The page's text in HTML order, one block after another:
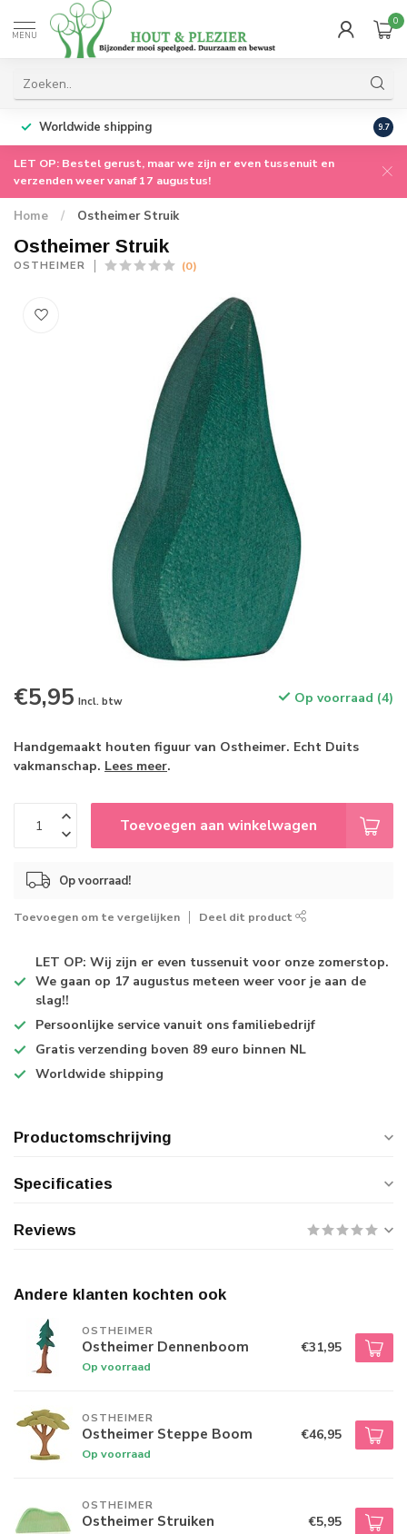
MENU
0
Worldwide shipping 9.7
LET OP: Bestel gerust, maar we zijn er even tussenuit en
verzenden weer vanaf 17 augustus!
Home / Ostheimer Struik
Ostheimer Struik
OSTHEIMER (0)
€5,95 Incl. btw Op voorraad (4)
Handgemaakt houten figuur van Ostheimer. Echt Duits
vakmanschap. Lees meer.
Toevoegen aan winkelwagen
Op voorraad!
Toevoegen om te vergelijken Deel dit product
LET OP: Wij zijn er even tussenuit voor onze zomerstop.
We gaan op 17 augustus meteen weer voor je aan de
slag!!
Persoonlijke service vanuit ons familiebedrijf
Gratis verzending boven 89 euro binnen NL
Worldwide shipping
Productomschrijving
Specificaties
Reviews
Andere klanten kochten ook
OSTHEIMER
Ostheimer Dennenboom
Op voorraad
€31,95
OSTHEIMER
Ostheimer Steppe Boom
Op voorraad
€46,95
OSTHEIMER
Ostheimer Struiken €5,95